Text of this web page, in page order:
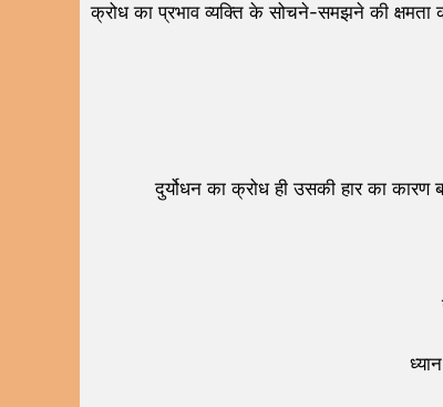
क्रोध का प्रभाव व्यक्ति के सोचने-समझने की
दुर्योधन का क्रोध ही उसकी हार का कारण